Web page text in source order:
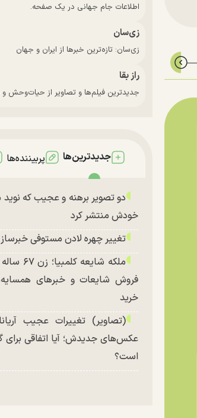
اطلاعات جام جهانی در یک صفحه.
زی‌سان
زی‌سان: تازه‌ترین خبرها از ایران و جهان
راز بقا
جدیدترین فیلم‌ها و تصاویر از حیات‌وحش و
جدیدترین‌ها پربیننده‌ها
دو تصویر برهنه و عجیب که نوید
خودش منتشر کرد
تغییر چهره لادن مستوفی
ملکه شایعه
فروش شایعات و خبر‌های
خرید
(تصاویر) تغییرات عجیب
عکس‌های جدیدش؛ آیا اتفاقی برای
است؟